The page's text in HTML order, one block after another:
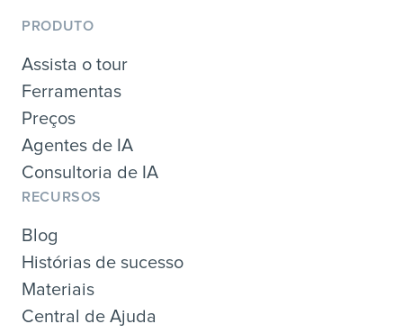
PRODUTO
Assista o tour
Ferramentas
Preços
Agentes de IA
Consultoria de IA
RECURSOS
Blog
Histórias de sucesso
Materiais
Central de Ajuda